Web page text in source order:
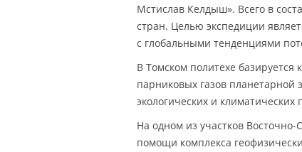
Мстислав Келдыш». Всего в
стран. Целью экспедиции
с глобальными тенденциями
В Томском политехе
парниковых газов планетарной
экологических и климатических
На одном из участков
помощи комплекса